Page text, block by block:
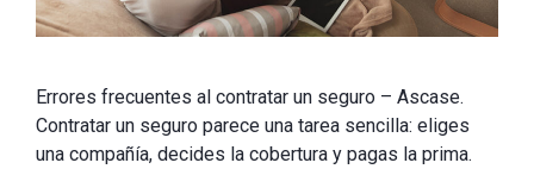
Errores frecuentes al contratar un seguro – Ascase.
Contratar un seguro parece una tarea sencilla: eliges
una compañía, decides la cobertura y pagas la prima.